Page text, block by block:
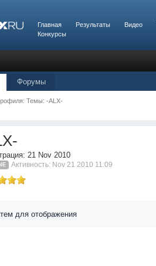
Главная Результаты Видео
Конкурсы
Форумы
Темы: -ALX-
21 Nov 2010
Активность: Nov 21 2010 11:09
для отображения